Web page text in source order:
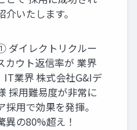
いたします。
ダイレクトリクルー
カウト返信率が 業界
IT業界 株式会社G&Iデ
採⽤難易度が⾮常に
⽤で効果を発揮。
異の80%超え！